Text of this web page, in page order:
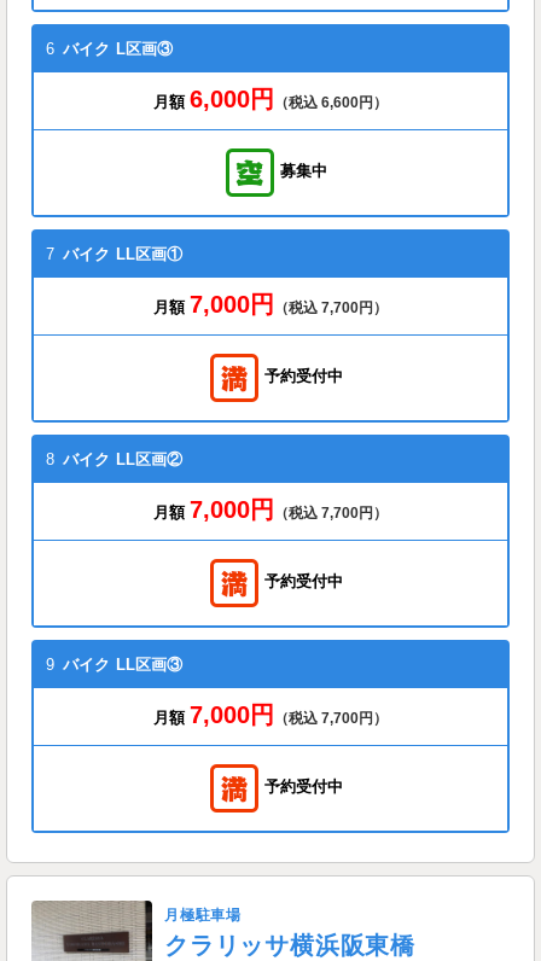
6 バイク L区画③
月額 6,000円 （税込 6,600円）
募集中
7 バイク LL区画①
月額 7,000円 （税込 7,700円）
予約受付中
8 バイク LL区画②
月額 7,000円 （税込 7,700円）
予約受付中
9 バイク LL区画③
月額 7,000円 （税込 7,700円）
予約受付中
月極駐車場
クラリッサ横浜阪東橋